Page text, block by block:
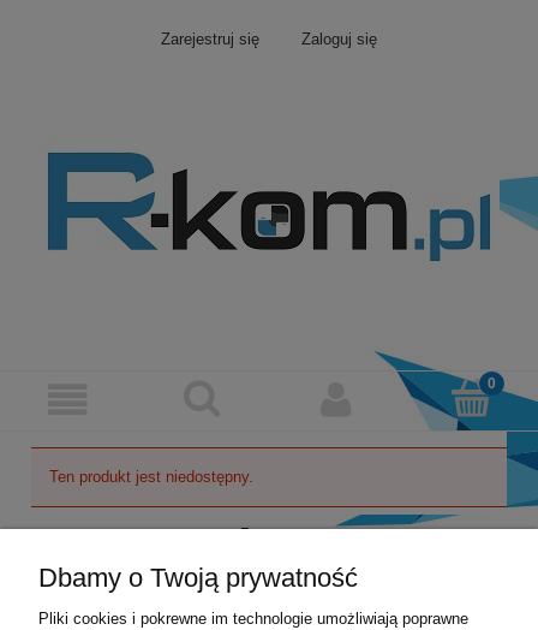
Zarejestruj się Zaloguj się
Ten produkt jest niedostępny.
Pomoc
Moje konto
Dbamy o Twoją prywatność
Pliki cookies i pokrewne im technologie umożliwiają poprawne